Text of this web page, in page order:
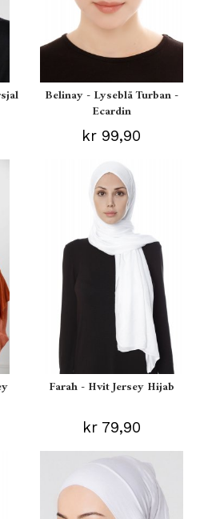
Belinay - Lyseblå Turban -
Ecardin
kr 99,90
Farah - Hvit Jersey Hijab
kr 79,90